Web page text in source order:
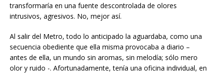
transformaría en una fuente descontrolada de olores
intrusivos, agresivos. No, mejor así.
Al salir del Metro, todo lo anticipado la aguardaba, como una
secuencia obediente que ella misma provocaba a diario –
antes de ella, un mundo sin aromas, sin melodía; sólo mero
olor y ruido -. Afortunadamente, tenía una oficina individual, en